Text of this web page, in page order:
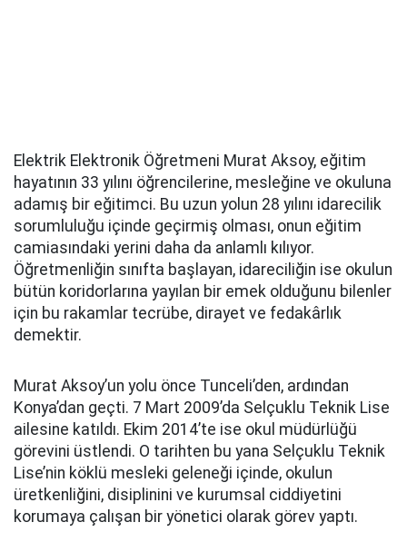
Elektrik Elektronik Öğretmeni Murat Aksoy, eğitim
hayatının 33 yılını öğrencilerine, mesleğine ve okuluna
adamış bir eğitimci. Bu uzun yolun 28 yılını idarecilik
sorumluluğu içinde geçirmiş olması, onun eğitim
camiasındaki yerini daha da anlamlı kılıyor.
Öğretmenliğin sınıfta başlayan, idareciliğin ise okulun
bütün koridorlarına yayılan bir emek olduğunu bilenler
için bu rakamlar tecrübe, dirayet ve fedakârlık
demektir.
Murat Aksoy’un yolu önce Tunceli’den, ardından
Konya’dan geçti. 7 Mart 2009’da Selçuklu Teknik Lise
ailesine katıldı. Ekim 2014’te ise okul müdürlüğü
görevini üstlendi. O tarihten bu yana Selçuklu Teknik
Lise’nin köklü mesleki geleneği içinde, okulun
üretkenliğini, disiplinini ve kurumsal ciddiyetini
korumaya çalışan bir yönetici olarak görev yaptı.